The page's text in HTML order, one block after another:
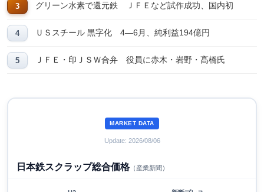
グリーン水素で還元鉄 ＪＦＥなど試作成功、国内初
ＵＳスチール 黒字化 4―6月、純利益194億円
ＪＦＥ・印ＪＳＷ合弁 役員に赤木・岩野・髙橋氏
MARKET DATA
Update: 2026/08/06
日本鉄スクラップ総合価格（産業新聞）